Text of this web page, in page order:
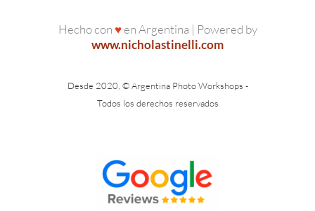
Hecho con ♥en Argentina | Powered by
www.nicholastinelli.com
Desde 2020, © Argentina Photo Workshops -
Todos los derechos reservados